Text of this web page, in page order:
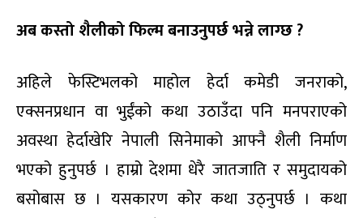
अब कस्तो शैलीको फिल्म बनाउनुपर्छ भन्ने लाग्छ ?
अहिले फेस्टिभलको माहोल हेर्दा कमेडी जनराको,
एक्सनप्रधान वा भुईंको कथा उठाउँदा पनि मनपराएको
अवस्था हेर्दाखेरि नेपाली सिनेमाको आफ्नै शैली निर्माण
भएको हुनुपर्छ । हाम्रो देशमा धेरै जातजाति र समुदायको
बसोबास छ । यसकारण कोर कथा उठ्नुपर्छ । कथा